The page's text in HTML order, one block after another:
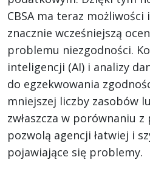
CBSA ma teraz
znacznie wcześniejszą
problemu niezgodności.
inteligencji (AI) i analizy
do egzekwowania
mniejszej liczby zasobów
zwłaszcza w porównaniu z
pozwolą agencji łatwiej i
pojawiające się problemy.